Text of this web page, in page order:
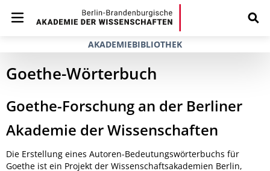
AKADEMIEBIBLIOTHEK
Goethe-Wörterbuch
Goethe-Forschung an der Berliner
Akademie der Wissenschaften
Die Erstellung eines Autoren-Bedeutungswörterbuchs für
Goethe ist ein Projekt der Wissenschaftsakademien Berlin,